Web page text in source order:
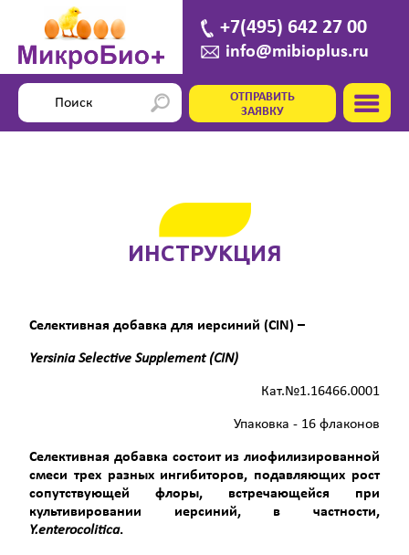
+7(495) 642 27 00
info@mibioplus.ru
ОТПРАВИТЬ
ЗАЯВКУ
ИНСТРУКЦИЯ
Селективная добавка для иерсиний (CIN) –
Yersinia Selective Supplement(CIN)
Кат.№1.16466.0001
Упаковка - 16 флаконов
Селективная добавка состоит из лиофилизированной
смеси трех разных ингибиторов, подавляющих рост
сопутствующей флоры, встречающейся при
культивировании иерсиний, в частности,
Y.enterocolitica.